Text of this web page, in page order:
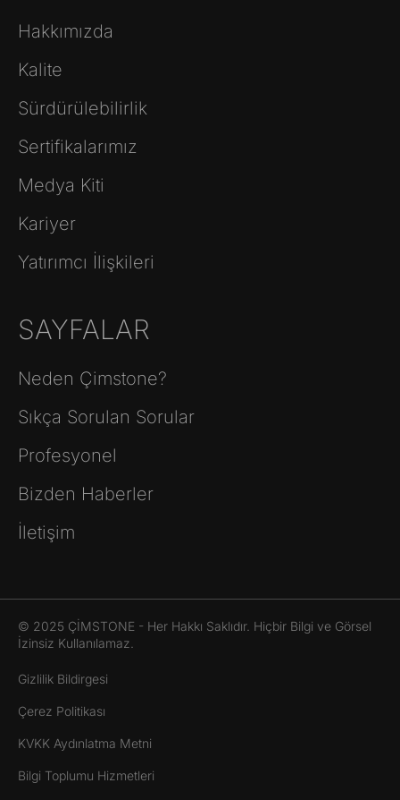
Hakkımızda
Kalite
Sürdürülebilirlik
Sertifikalarımız
Medya Kiti
Kariyer
Yatırımcı İlişkileri
SAYFALAR
Neden Çimstone?
Sıkça Sorulan Sorular
Profesyonel
Bizden Haberler
İletişim
© 2025 ÇİMSTONE - Her Hakkı Saklıdır. Hiçbir Bilgi ve Görsel
İzinsiz Kullanılamaz.
Gizlilik Bildirgesi
Çerez Politikası
KVKK Aydınlatma Metni
Bilgi Toplumu Hizmetleri